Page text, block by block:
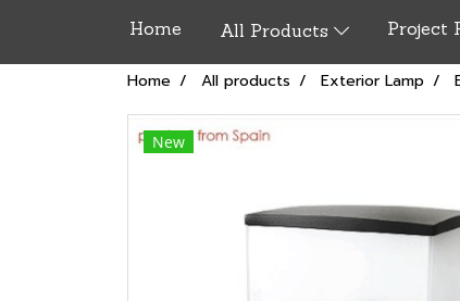
Home All Products Project
Home All products Exterior Lamp
New